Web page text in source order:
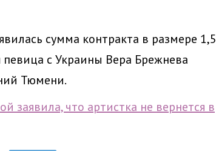
сумма контракта в размере 1,5
с Украины Вера Брежнева
Тюмени.
заявила, что артистка не вернется в